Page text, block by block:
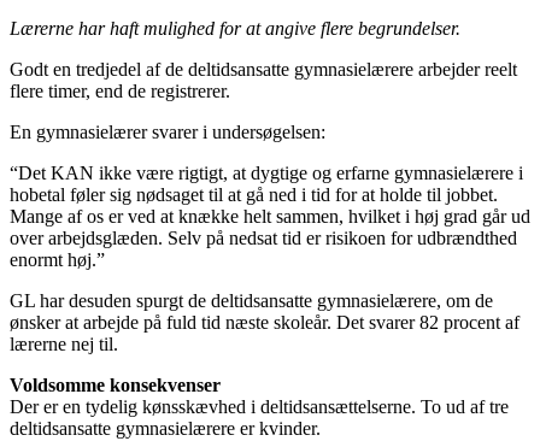
Lærerne har haft mulighed for at angive flere begrundelser.
Godt en tredjedel af de deltidsansatte gymnasielærere arbejder reelt
flere timer, end de registrerer.
En gymnasielærer svarer i undersøgelsen:
“Det KAN ikke være rigtigt, at dygtige og erfarne gymnasielærere i
hobetal føler sig nødsaget til at gå ned i tid for at holde til jobbet.
Mange af os er ved at knække helt sammen, hvilket i høj grad går ud
over arbejdsglæden. Selv på nedsat tid er risikoen for udbrændthed
enormt høj.”
GL har desuden spurgt de deltidsansatte gymnasielærere, om de
ønsker at arbejde på fuld tid næste skoleår. Det svarer 82 procent af
lærerne nej til.
Voldsomme konsekvenser
Der er en tydelig kønsskævhed i deltidsansættelserne. To ud af tre
deltidsansatte gymnasielærere er kvinder.